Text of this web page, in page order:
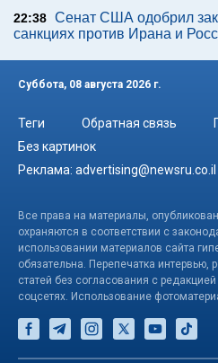
22:38 Сенат США одобрил
санкциях против Ирана и
Суббота, 08 августа 2026 г.
Теги Обратная связь
Без картинок
Реклама: advertising@newsru.co.il
Все права на материалы,
охраняются в соответствии с
использовании материалов сайта
обязательна. Перепечатка интервью,
статей без согласования с
соцсетях. Использование